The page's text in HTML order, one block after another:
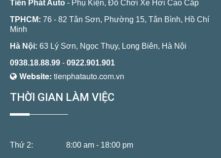
Tiến Phát Auto - Phụ Kiện, Đồ Chơi Xe Hơi Cao Cấp
TPHCM: 76 - 82 Tân Sơn, Phường 15, Tân Bình, Hồ Chí
Minh
Hà Nội: 63 Lý Sơn, Ngọc Thụy, Long Biên, Hà Nội
0938.18.88.99 - 0922.901.901
Website: tienphatauto.com.vn
THỜI GIAN LÀM VIỆC
Thứ 2: 8:00 am - 18:00 pm